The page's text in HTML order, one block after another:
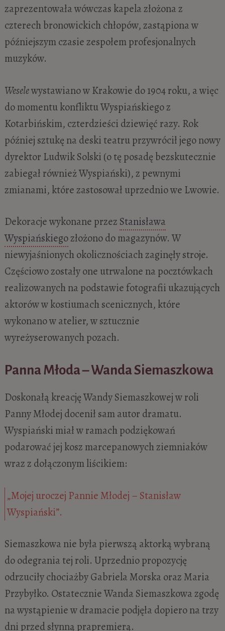
zaprezentowała wówczas kapela złożona z
czterech bronowickich chłopów, zastąpiona w
późniejszym czasie zespołem profesjonalnych
muzyków.
Weselewystawiano w Krakowie do 1904 roku, a więc
do momentu konfliktu Wyspiańskiego z
Kotarbińskim, czterdzieści dziewięć razy. Rok
później sztukę na deski teatru przywrócił jego nowy
dyrektor Ludwik Solski (o tę posadę bezskutecznie
zabiegał również Wyspiański), z pewnymi
zmianami, które zastosował uprzednio we Lwowie.
Dekoracje wykonane przez Stanisława
Wyspiańskiegozłożono do magazynów. W
niewyjaśnionych okolicznościach zaginęły stroje.
Częściowo zostały one utrwalone na pocztówkach
realizowanych na podstawie fotografii ukazujących
aktorów w kostiumach scenicznych, które
wykonano w atelier, w sztucznie
wyreżyserowanych pozach.
Panna Młoda – Wanda Siemaszkowa
Doskonałą kreację Wandy Siemaszkowej w roli
Panny Młodej docenił sam autor dramatu.
Wyspiański miał w ramach podziękowań
podarować jej kosz marcepanowych ziemniaków
wraz z dołączonym liścikiem:
„Mojej uroczej Pannie Młodej – Stanisław
Wyspiański”.
Siemaszkowa nie była pierwszą aktorką wybraną
do odegrania tej roli. Uprzednio propozycję
odrzuciły chociażby Gabriela Morska oraz Maria
Przybyłko. Ostatecznie Wanda Siemaszkowa zgodę
na wystąpienie w dramacie podjęła dopiero na trzy
dni przed słynną prapremierą.